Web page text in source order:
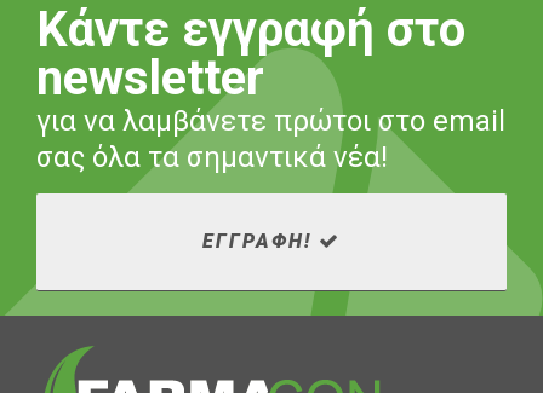
Κάντε εγγραφή στο
newsletter
για να λαμβάνετε πρώτοι στο email
σας όλα τα σημαντικά νέα!
ΕΓΓΡΑΦΗ!